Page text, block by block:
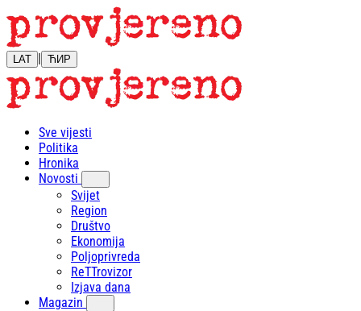
LAT | ЋИР
Sve vijesti
Politika
Hronika
Novosti
Svijet
Region
Društvo
Ekonomija
Poljoprivreda
ReTTrovizor
Izjava dana
Magazin